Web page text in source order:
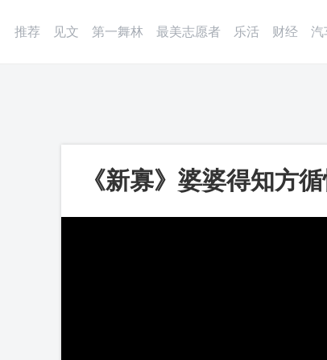
推荐 见文 第一舞林 最美志愿者 乐活 财经 汽
《新寡》婆婆得知方
心把自己的孩子抚养